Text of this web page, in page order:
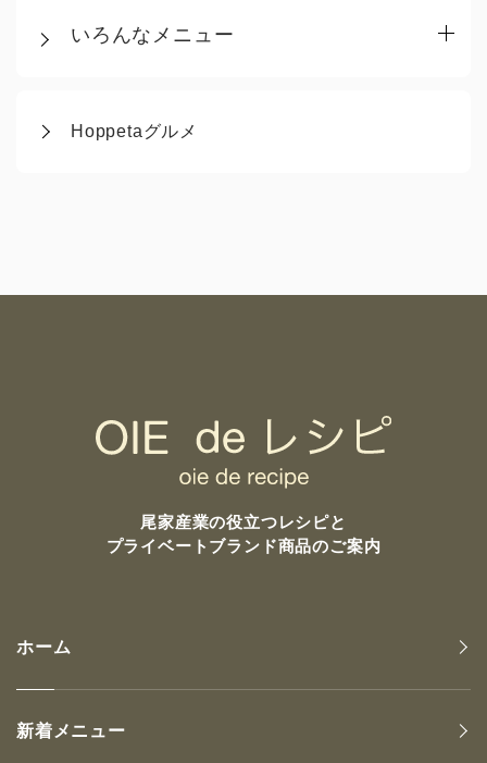
いろんなメニュー
Hoppetaグルメ
尾家産業の役立つレシピと
プライベートブランド商品のご案内
ホーム
新着メニュー